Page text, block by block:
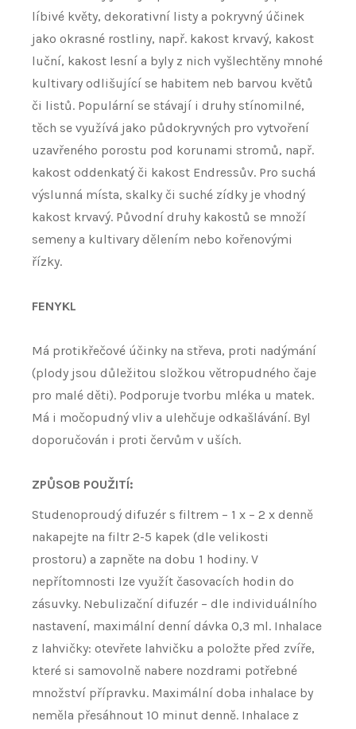
líbivé květy, dekorativní listy a pokryvný účinek
jako okrasné rostliny, např. kakost krvavý, kakost
luční, kakost lesní a byly z nich vyšlechtěny mnohé
kultivary odlišující se habitem neb barvou květů
či listů. Populární se stávají i druhy stínomilné,
těch se využívá jako půdokryvných pro vytvoření
uzavřeného porostu pod korunami stromů, např.
kakost oddenkatý či kakost Endressův. Pro suchá
výslunná místa, skalky či suché zídky je vhodný
kakost krvavý. Původní druhy kakostů se množí
semeny a kultivary dělením nebo kořenovými
řízky.
FENYKL
Má protikřečové účinky na střeva, proti nadýmání
(plody jsou důležitou složkou větropudného čaje
pro malé děti). Podporuje tvorbu mléka u matek.
Má i močopudný vliv a ulehčuje odkašlávání. Byl
doporučován i proti červům v uších.
ZPŮSOB POUŽITÍ:
Studenoproudý difuzér s filtrem – 1 x – 2 x denně
nakapejte na filtr 2-5 kapek (dle velikosti
prostoru) a zapněte na dobu 1 hodiny. V
nepřítomnosti lze využít časovacích hodin do
zásuvky. Nebulizační difuzér – dle individuálního
nastavení, maximální denní dávka 0,3 ml. Inhalace
z lahvičky: otevřete lahvičku a položte před zvíře,
které si samovolně nabere nozdrami potřebné
množství přípravku. Maximální doba inhalace by
neměla přesáhnout 10 minut denně. Inhalace z